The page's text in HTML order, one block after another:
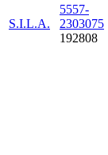
S.I.L.A.
5557-
2303075
192808